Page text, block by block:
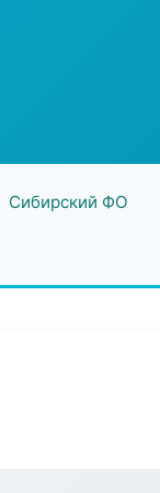
Сибирский ФО